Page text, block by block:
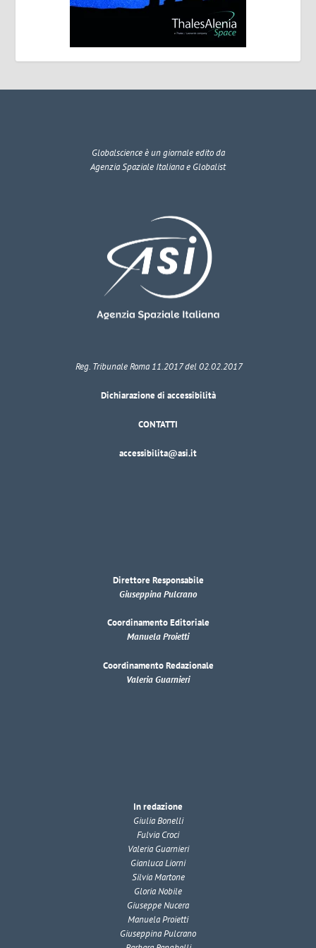
Globalscienceè un giornale edito da
Agenzia Spaziale Italiana e Globalist
Reg. Tribunale Roma 11.2017 del 02.02.2017
Dichiarazione di accessibilità
CONTATTI
accessibilita@asi.it
Direttore Responsabile
Giuseppina Pulcrano
Coordinamento Editoriale
Manuela Proietti
Coordinamento Redazionale
Valeria Guarnieri
In redazione
Giulia Bonelli
Fulvia Croci
Valeria Guarnieri
Gianluca Liorni
Silvia Martone
Gloria Nobile
Giuseppe Nucera
Manuela Proietti
Giuseppina Pulcrano